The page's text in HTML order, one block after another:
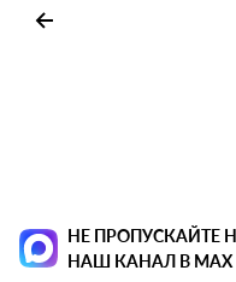
НЕ ПРОПУСКАЙТЕ
НАШ КАНАЛ В MAX